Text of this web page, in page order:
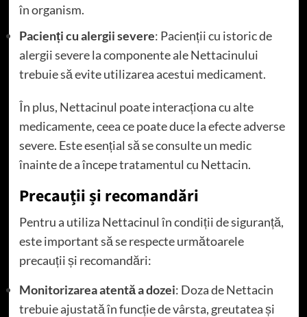
în organism.
Pacienți cu alergii severe: Pacienții cu istoric de
alergii severe la componente ale Nettacinului
trebuie să evite utilizarea acestui medicament.
În plus, Nettacinul poate interacționa cu alte
medicamente, ceea ce poate duce la efecte adverse
severe. Este esențial să se consulte un medic
înainte de a începe tratamentul cu Nettacin.
Precauții și recomandări
Pentru a utiliza Nettacinul în condiții de siguranță,
este important să se respecte următoarele
precauții și recomandări:
Monitorizarea atentă a dozei: Doza de Nettacin
trebuie ajustată în funcție de vârsta, greutatea și